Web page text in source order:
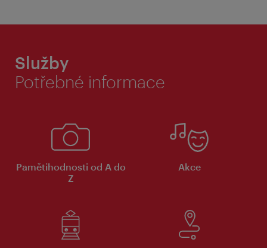
Služby
Potřebné informace
Pamětihodnosti od A do
Z
Akce